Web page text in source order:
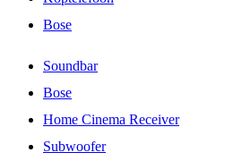
Bose
Soundbar
Bose
Home Cinema Receiver
Subwoofer